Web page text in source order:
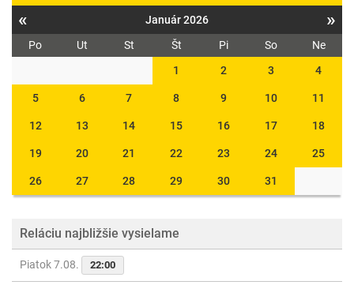
« Január 2026 »
Po Ut St Št Pi So
Ne
1
2 3 4
5 6 7 8 9 10 11
12 13 14 15 16 17 18
19 20 21 22 23 24 25
26 27 28 29 30 31
Reláciu najbližšie vysielame
Piatok 7.08. 22:00